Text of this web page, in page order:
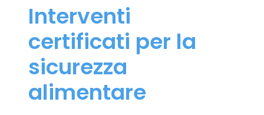
Interventi
certificati per la
sicurezza
alimentare